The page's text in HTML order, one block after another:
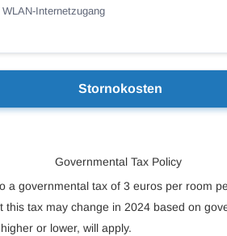
WLAN-Internetzugang
Stornokosten
Governmental Tax Policy
a governmental tax of 3 euros per room
this tax may change in 2024 based on
or lower, will apply.